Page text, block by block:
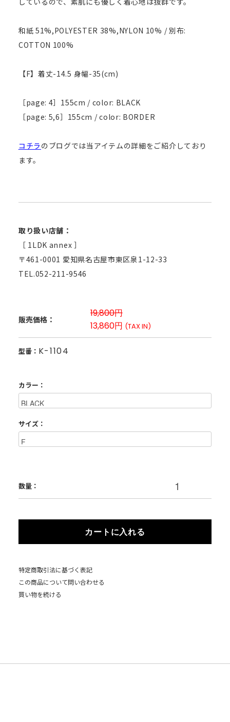
和紙 51%,POLYESTER 38%,NYLON 10% / 別布:
COTTON 100%
【F】着丈-14.5 身幅-35(cm)
［page: 4］155cm / color: BLACK
［page: 5,6］155cm / color: BORDER
コチラ のブログでは当アイテムの詳細をご紹介しており
ます。
取り扱い店舗：
［ 1LDK annex ］
〒461-0001 愛知県名古屋市東区泉1-12-33
TEL.052-211-9546
販売価格：
19,800円
13,860円 (TAX IN)
型番： K-1104
カラー：
サイズ：
数量：
カートに入れる
特定商取引法に基づく表記
この商品について問い合わせる
買い物を続ける